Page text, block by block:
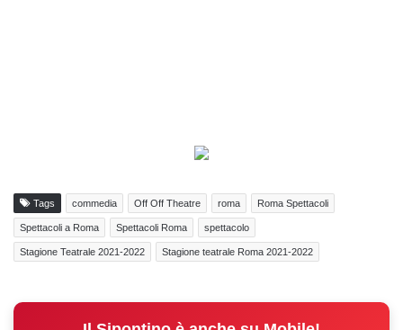
Tags commedia Off Off Theatre roma Roma Spettacoli
Spettacoli a Roma Spettacoli Roma spettacolo
Stagione Teatrale 2021-2022 Stagione teatrale Roma 2021-2022